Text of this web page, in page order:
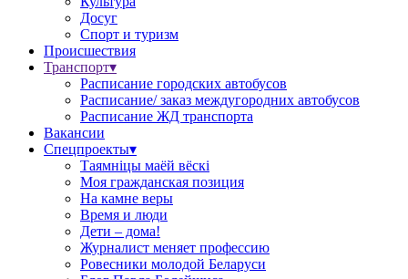
Досуг
Спорт и туризм
Происшествия
Транспорт▾
Расписание городских автобусов
Расписание/ заказ междугородних автобусов
Расписание ЖД транспорта
Вакансии
Спецпроекты▾
Таямніцы маёй вёскі
Моя гражданская позиция
На камне веры
Время и люди
Дети – дома!
Журналист меняет профессию
Ровесники молодой Беларуси